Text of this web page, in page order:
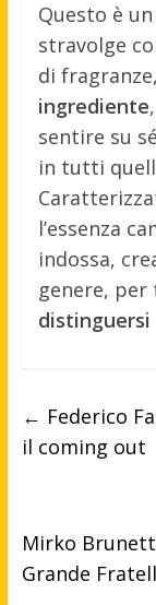
Questo è
stravolge
di
ingrediente
sentire su
in tutti
l’essenza
indossa,
genere,
distinguersi
← Federico
il coming out
Mirko
Grande